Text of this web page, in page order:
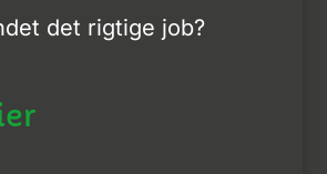
det rigtige job?